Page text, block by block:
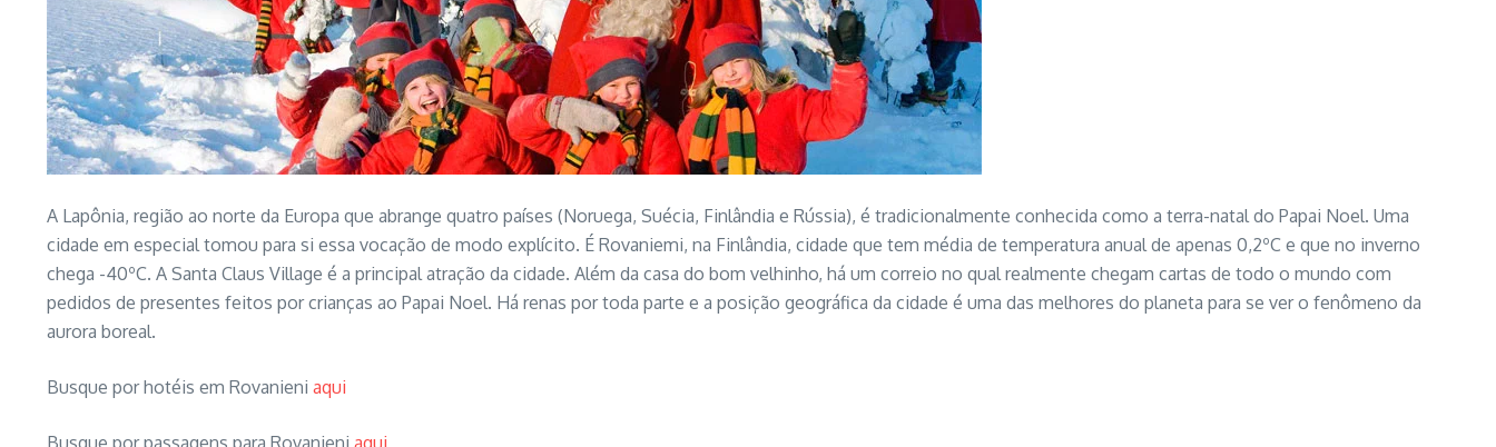
A Lapônia, região ao norte da Europa que abrange quatro países (Noruega, Suécia, Finlândia e Rússia), é tradicionalmente conhecida como a terra-natal do Papai Noel. Uma
cidade em especial tomou para si essa vocação de modo explícito. É Rovaniemi, na Finlândia, cidade que tem média de temperatura anual de apenas 0,2ºC e que no inverno
chega -40ºC. A Santa Claus Village é a principal atração da cidade. Além da casa do bom velhinho, há um correio no qual realmente chegam cartas de todo o mundo com
pedidos de presentes feitos por crianças ao Papai Noel. Há renas por toda parte e a posição geográfica da cidade é uma das melhores do planeta para se ver o fenômeno da
aurora boreal.
Busque por hotéis em Rovanieni aqui
Busque por passagens para Rovanieni aqui